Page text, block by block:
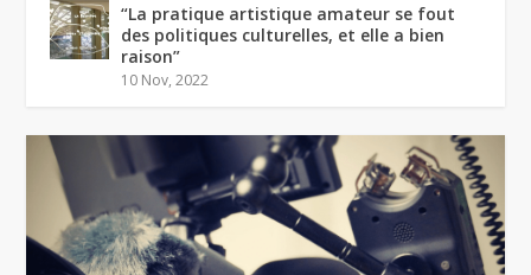
“La pratique artistique amateur se fout
des politiques culturelles, et elle a bien
raison”
10 Nov, 2022